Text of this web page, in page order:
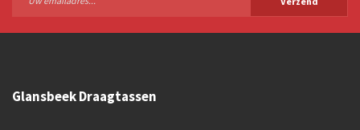
Glansbeek Draagtassen